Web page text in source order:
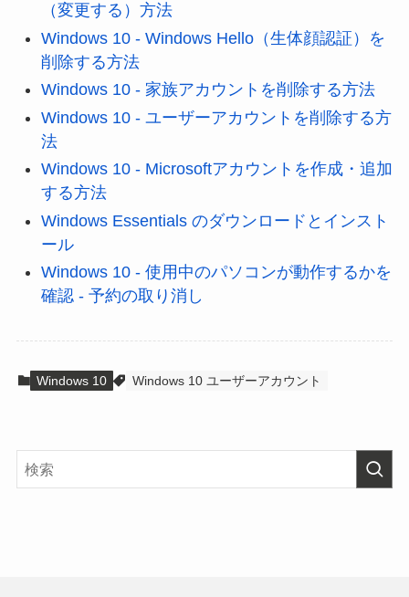
（変更する）方法
Windows 10 - Windows Hello（生体顔認証）を
削除する方法
Windows 10 - 家族アカウントを削除する方法
Windows 10 - ユーザーアカウントを削除する方
法
Windows 10 - Microsoftアカウントを作成・追加
する方法
Windows Essentials のダウンロードとインスト
ール
Windows 10 - 使用中のパソコンが動作するかを
確認 - 予約の取り消し
Windows 10 Windows 10 ユーザーアカウント